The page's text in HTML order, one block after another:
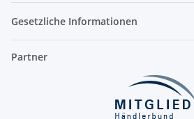
Gesetzliche Informationen
Partner